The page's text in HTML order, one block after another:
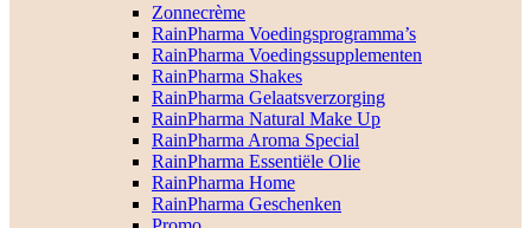
Zonnecrème
RainPharma Voedingsprogramma’s
RainPharma Voedingssupplementen
RainPharma Shakes
RainPharma Gelaatsverzorging
RainPharma Natural Make Up
RainPharma Aroma Special
RainPharma Essentiële Olie
RainPharma Home
RainPharma Geschenken